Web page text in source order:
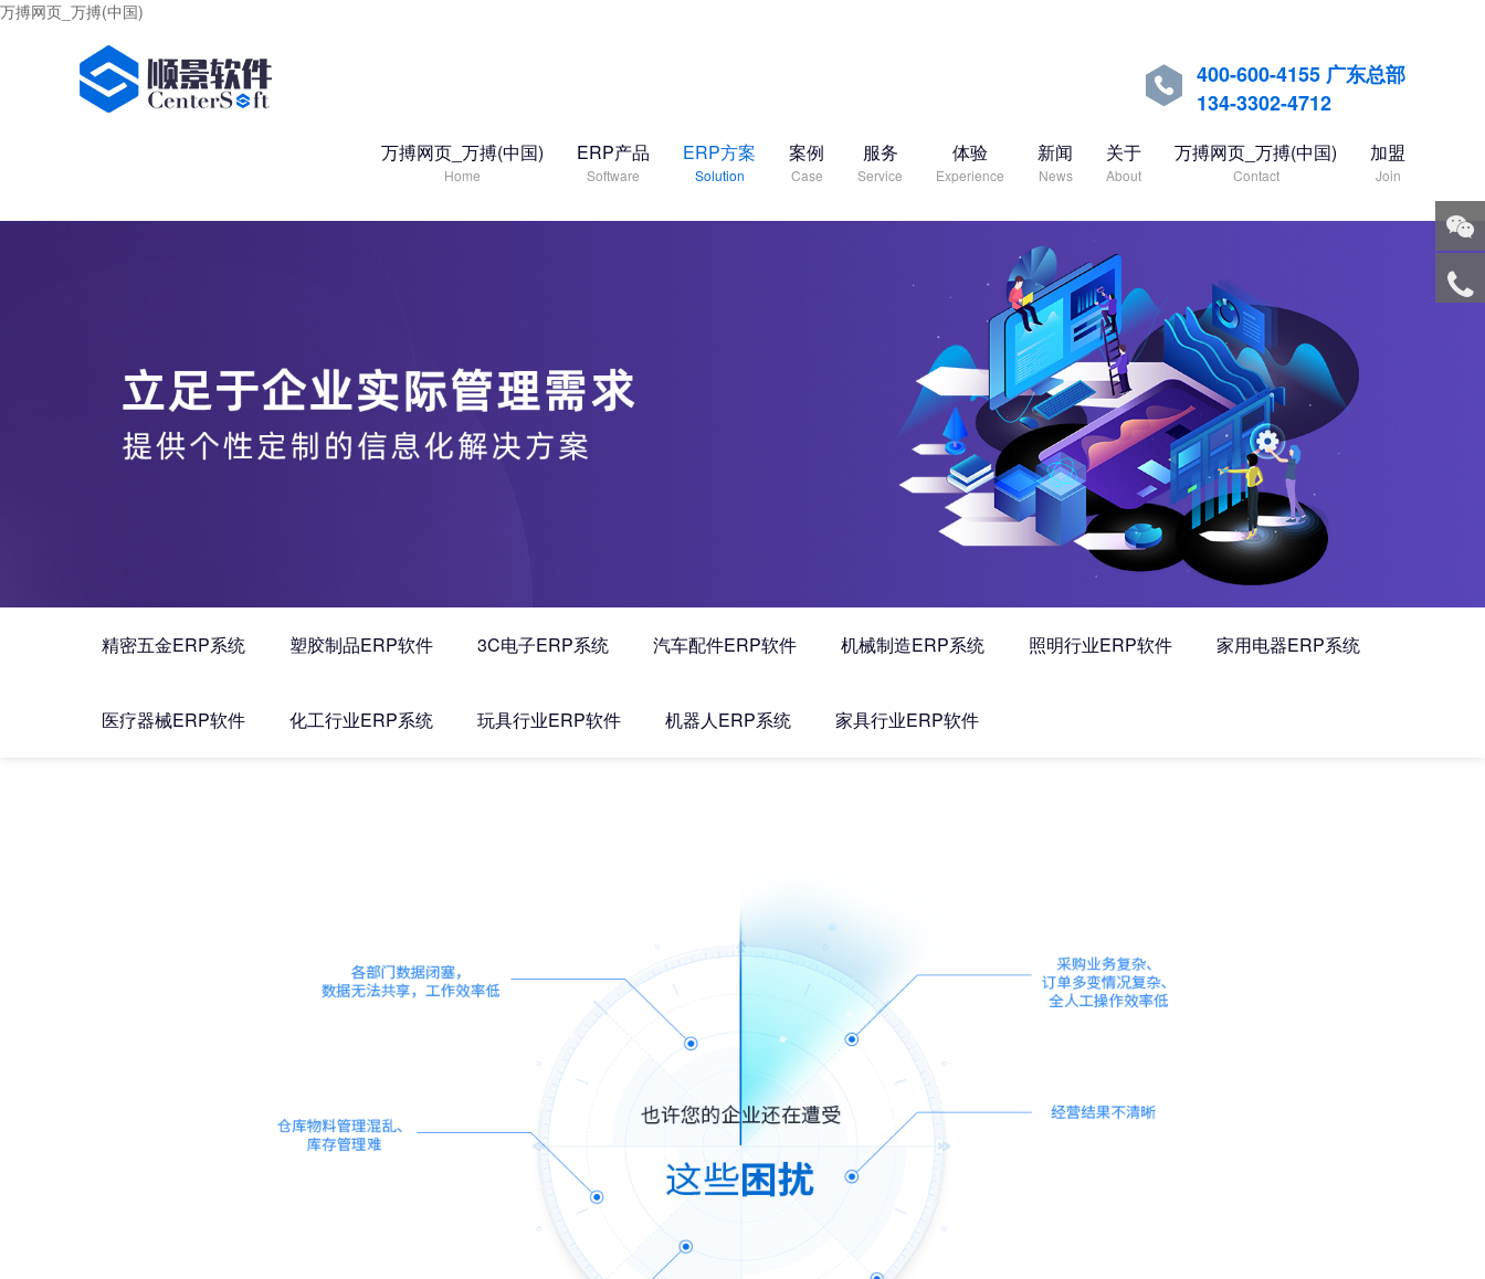
万搏网页_万搏(中国)

400-600-4155 广东总部
134-3302-4712
万搏网页_万搏(中国)
Home
ERP产品
Software
ERP方案
Solution
案例
Case
服务
Service
体验
Experience
新闻
News
关于
About
万搏网页_万搏(中国)
Contact
加盟
Join
精密五金ERP系统 塑胶制品ERP软件 3C电子ERP系统 汽车配件ERP软件 机械制造ERP系统 照明行业ERP软件 家用电器ERP系统
医疗器械ERP软件 化工行业ERP系统 玩具行业ERP软件 机器人ERP系统 家具行业ERP软件
微信